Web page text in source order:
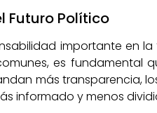
Futuro Político
importante en
es fundamental
más transparencia,
informado y menos